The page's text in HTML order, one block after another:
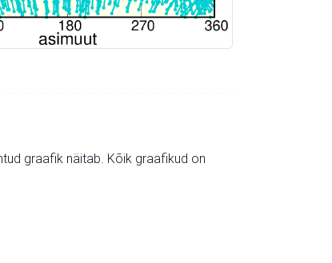
graafik näitab. Kõik graafikud on